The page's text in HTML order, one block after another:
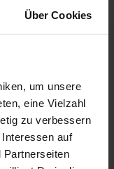
Über Cookies
um unsere
eine Vielzahl
zu verbessern
auf
Partnerseiten
und
verfügt über
Licht warmweiß,
deinen
wird der
der mit einem
bietet dir
Sitzhaltung